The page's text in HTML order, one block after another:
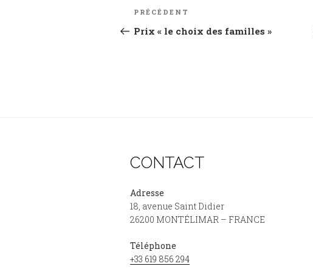
k
Navigation
de
Article
précédent
PRÉCÉDENT
Prix « le choix des familles »
CONTACT
Adresse
18, avenue Saint Didier
26200 MONTÉLIMAR – FRANCE
Téléphone
+33 619 856 294